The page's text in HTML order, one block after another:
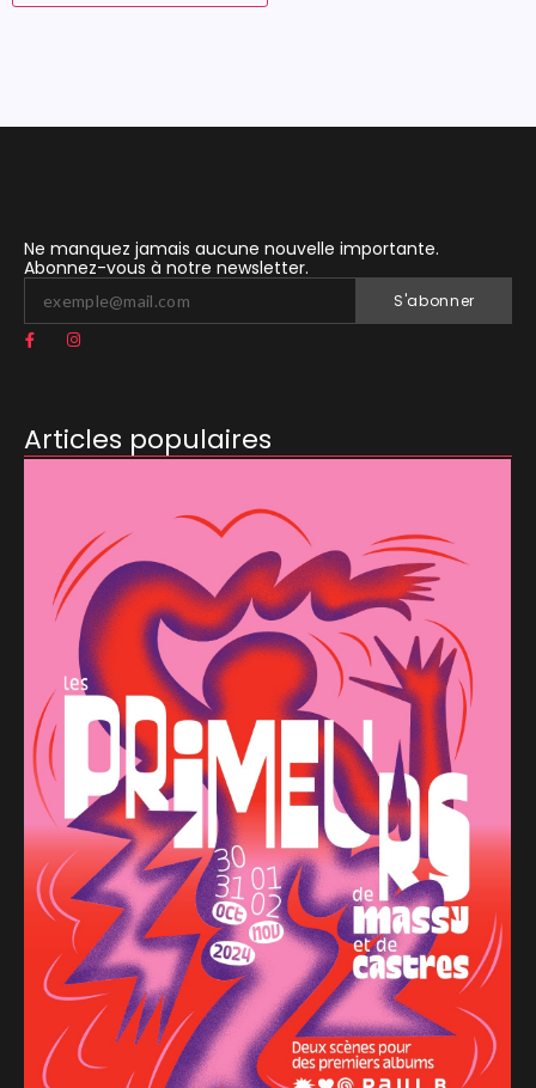
Ne manquez jamais aucune nouvelle importante.
Abonnez-vous à notre newsletter.
S'abonner
Articles populaires